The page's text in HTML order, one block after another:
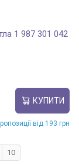
1 987 301 042
КУПИТИ
від 193 грн
10